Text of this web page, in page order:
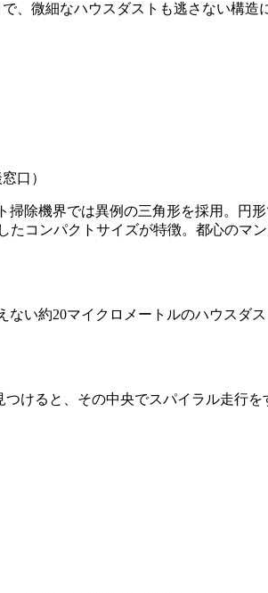
、微細なハウスダストも逃さない構
口）
除機界では異例の三角形を採用。円
コンパクトサイズが特徴。都心のマ
い約20マイクロメートルのハウスダ
けると、その中央でスパイラル走行